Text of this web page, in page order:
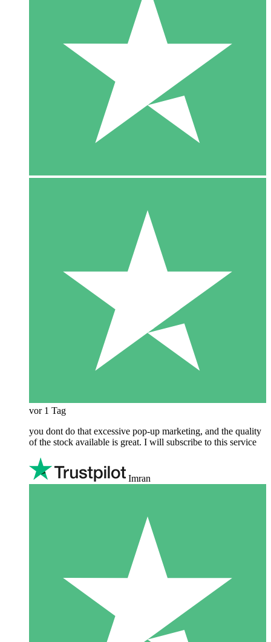
vor 1 Tag
you dont do that excessive pop-up marketing, and the quality
of the stock available is great. I will subscribe to this service
Imran